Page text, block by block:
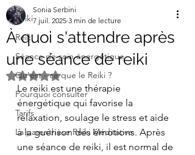
Reiki
Reiki
Séance de soin énergétique
Qu'est - ce que le Reiki ?
Pourquoi consulter
Tarifs
La parenthèse Reiki Méditative
À quoi s'attendre après
une séance de reiki
Sonia Serbini
7 juil. 2025 3 min de lecture
Noté NaN étoiles sur 5.
Le reiki est une thérapie
énergétique qui favorise la
relaxation, soulage le stress et aide
à la guérison des émotions. Après
une séance de reiki, il est normal de